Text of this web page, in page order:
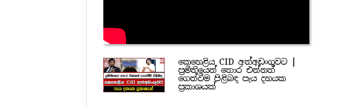
කෙහෙළිය CID අත්අඩංගුවට |
ප්‍රමිතියෙන් තොර එන්නත්
ගෙන්වීම පිළිබඳ පැය දහයක
ප්‍රකාශයක්